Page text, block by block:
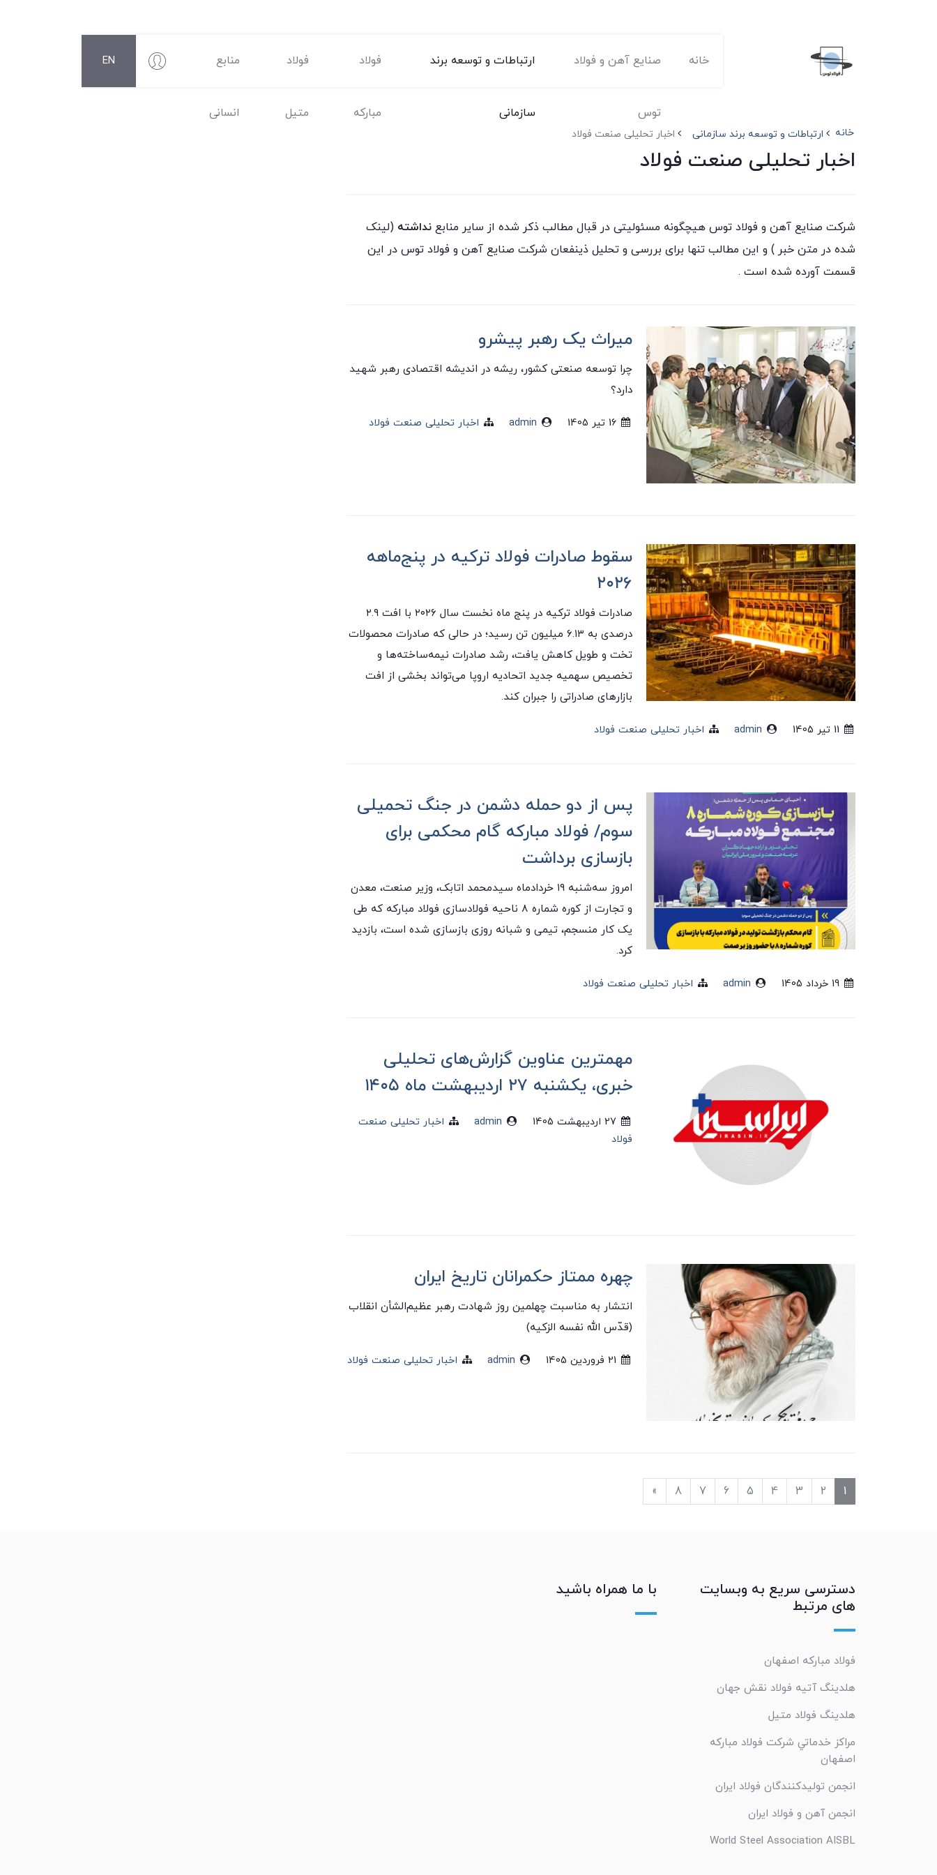
خانه صنایع آهن و فولاد
توس
ارتباطات و توسعه برند
سازمانی
فولاد
مبارکه
فولاد
متیل
منابع
انسانی
EN
خانه ارتباطات و توسعه برند سازمانی اخبار تحلیلی صنعت فولاد
اخبار تحلیلی صنعت فولاد
شرکت صنایع آهن و فولاد توس هیچگونه مسئولیتی در قبال مطالب ذکر شده از سایر منابع نداشته (لینک
شده در متن خبر ) و این مطالب تنها برای بررسی و تحلیل ذینفعان شرکت صنایع آهن و فولاد توس در این
قسمت آورده شده است .
میراث یک رهبر پیشرو
چرا توسعه صنعتی کشور، ریشه در اندیشه اقتصادی رهبر شهید
دارد؟
16 تير 1405 admin اخبار تحلیلی صنعت فولاد
سقوط صادرات فولاد ترکیه در پنج‌ماهه
۲۰۲۶
صادرات فولاد ترکیه در پنج ماه نخست سال ۲۰۲۶ با افت ۲.۹
درصدی به ۶.۱۳ میلیون تن رسید؛ در حالی که صادرات محصولات
تخت و طویل کاهش یافت، رشد صادرات نیمه‌ساخته‌ها و
تخصیص سهمیه جدید اتحادیه اروپا می‌تواند بخشی از افت
بازارهای صادراتی را جبران کند.
admin اخبار تحلیلی صنعت فولاد
پس از دو حمله دشمن در جنگ تحمیلی
سوم/ فولاد مبارکه گام محکمی برای
بازسازی برداشت
امروز سه‌شنبه ۱۹ خردادماه سیدمحمد اتابک، وزیر صنعت، معدن
و تجارت از کوره شماره ۸ ناحیه فولادسازی فولاد مبارکه که طی
یک کار منسجم، تیمی و شبانه روزی بازسازی شده است، بازدید
کرد.
19 خرداد 1405 admin اخبار تحلیلی صنعت فولاد
مهمترین عناوین گزارش‌های تحلیلی
خبری، یکشنبه ۲۷ اردیبهشت ماه ۱۴۰۵
27 ارديبهشت 1405 admin
اخبار تحلیلی صنعت
فولاد
چهره ممتاز حکمرانان تاریخ ایران
انتشار به‌ مناسبت چهلمین روز شهادت رهبر عظیم‌الشأن انقلاب
(قدّس الله نفسه الزکیه)
admin اخبار تحلیلی صنعت فولاد
1
2
3
4
5
6
7
8
»
دسترسی سریع به وبسایت
های مرتبط
فولاد مبارکه اصفهان
هلدینگ آتیه فولاد نقش جهان
هلدینگ فولاد متیل
مراکز خدماتي شرکت فولاد مبارکه
اصفهان
انجمن تولیدکنندگان فولاد ایران
انجمن آهن و فولاد ایران
World Steel Association AISBL
با ما همراه باشید